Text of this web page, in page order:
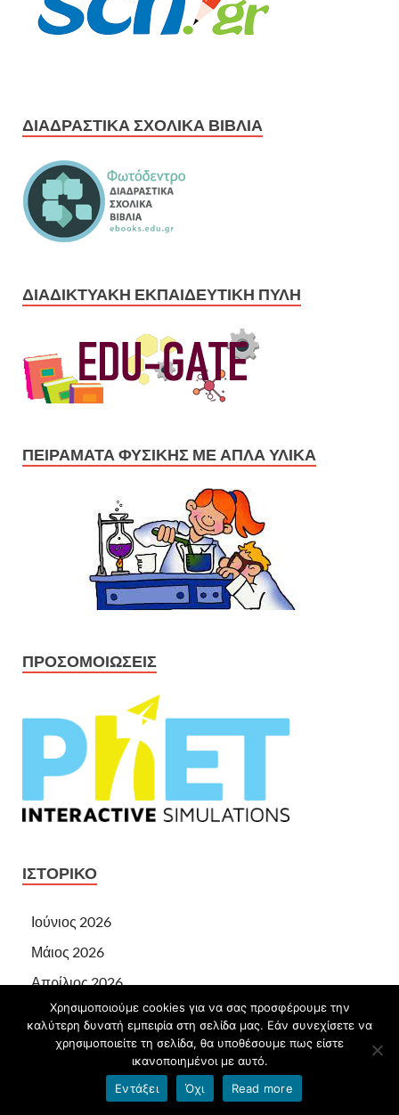
ΔΙΑΔΡΑΣΤΙΚΆ ΣΧΟΛΙΚΆ ΒΙΒΛΊΑ
ΔΙΑΔΙΚΤΥΑΚΉ ΕΚΠΑΙΔΕΥΤΙΚΉ ΠΎΛΗ
ΠΕΙΡΆΜΑΤΑ ΦΥΣΙΚΉΣ ΜΕ ΑΠΛΆ ΥΛΙΚΆ
ΠΡΟΣΟΜΟΙΏΣΕΙΣ
ΙΣΤΟΡΙΚΌ
Ιούνιος 2026
Μάιος 2026
Απρίλιος 2026
Μάρτιος 2026
Φεβρουάριος 2026
Ιανουάριος 2026
Δεκέμβριος 2025
Χρησιμοποιούμε cookies για να σας προσφέρουμε την
καλύτερη δυνατή εμπειρία στη σελίδα μας. Εάν συνεχίσετε να
χρησιμοποιείτε τη σελίδα, θα υποθέσουμε πως είστε
ικανοποιημένοι με αυτό.
Εντάξει
Όχι Read more